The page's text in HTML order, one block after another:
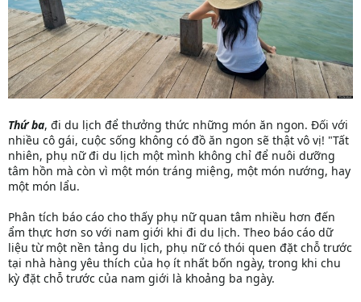
Thứ ba, đi du lịch để thưởng thức những món ăn ngon. Đối với
nhiều cô gái, cuộc sống không có đồ ăn ngon sẽ thật vô vị! "Tất
nhiên, phụ nữ đi du lịch một mình không chỉ để nuôi dưỡng
tâm hồn mà còn vì một món tráng miệng, một món nướng, hay
một món lẩu.
Phân tích báo cáo cho thấy phụ nữ quan tâm nhiều hơn đến
ẩm thực hơn so với nam giới khi đi du lịch. Theo báo cáo dữ
liệu từ một nền tảng du lịch, phụ nữ có thói quen đặt chỗ trước
tại nhà hàng yêu thích của họ ít nhất bốn ngày, trong khi chu
kỳ đặt chỗ trước của nam giới là khoảng ba ngày.